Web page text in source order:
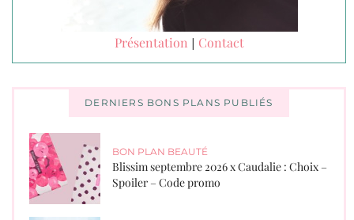
Présentation | Contact
DERNIERS BONS PLANS PUBLIÉS
BON PLAN BEAUTÉ
Blissim septembre 2026 x Caudalie : Choix –
Spoiler – Code promo